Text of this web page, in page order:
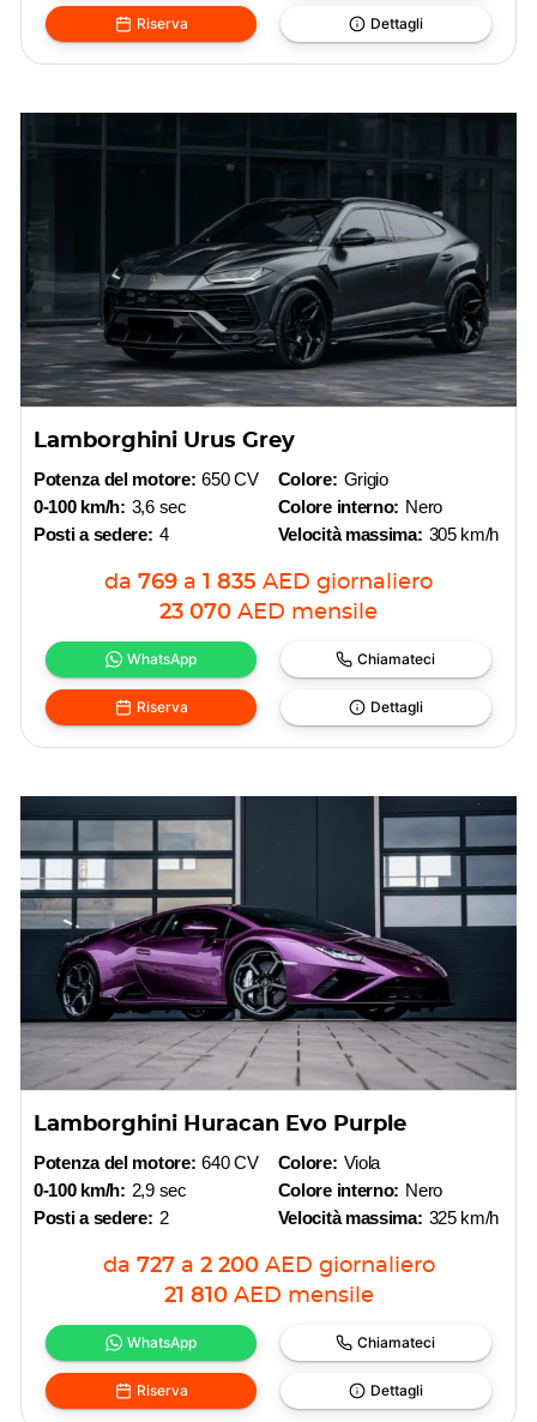
Riserva Dettagli
Lamborghini Urus Grey
Potenza del motore: 650 CV
0-100 km/h: 3,6 sec
Posti a sedere: 4
Colore: Grigio
Colore interno: Nero
Velocità massima: 305 km/h
da 769 a 1 835 AED giornaliero
23 070 AED mensile
WhatsApp Chiamateci
Riserva Dettagli
Lamborghini Huracan Evo Purple
Potenza del motore: 640 CV
0-100 km/h: 2,9 sec
Posti a sedere: 2
Colore: Viola
Colore interno: Nero
Velocità massima: 325 km/h
da 727 a 2 200 AED giornaliero
21 810 AED mensile
WhatsApp Chiamateci
Riserva Dettagli